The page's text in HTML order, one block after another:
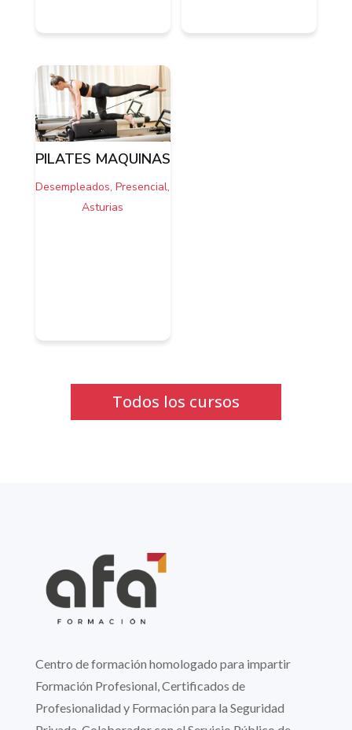
PILATES MAQUINAS
Desempleados, Presencial,
Asturias
Todos los cursos
Centro de formación homologado para impartir
Formación Profesional, Certificados de
Profesionalidad y Formación para la Seguridad